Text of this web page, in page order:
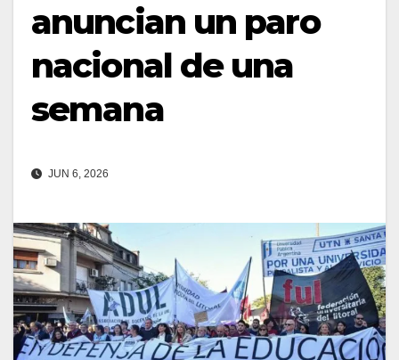
anuncian un paro
nacional de una
semana
JUN 6, 2026